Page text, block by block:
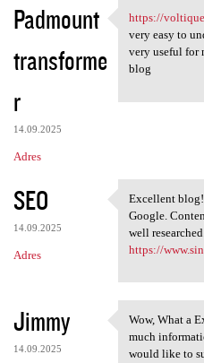
Padmount
transforme
r
14.09.2025
Adres
https://
https://
very easy to
very useful for
blog
SEO
14.09.2025
Adres
Excellent
Excellent
Google.
well
https://
Jimmy
14.09.2025
Wow, What
Wow, What a
much
would like to